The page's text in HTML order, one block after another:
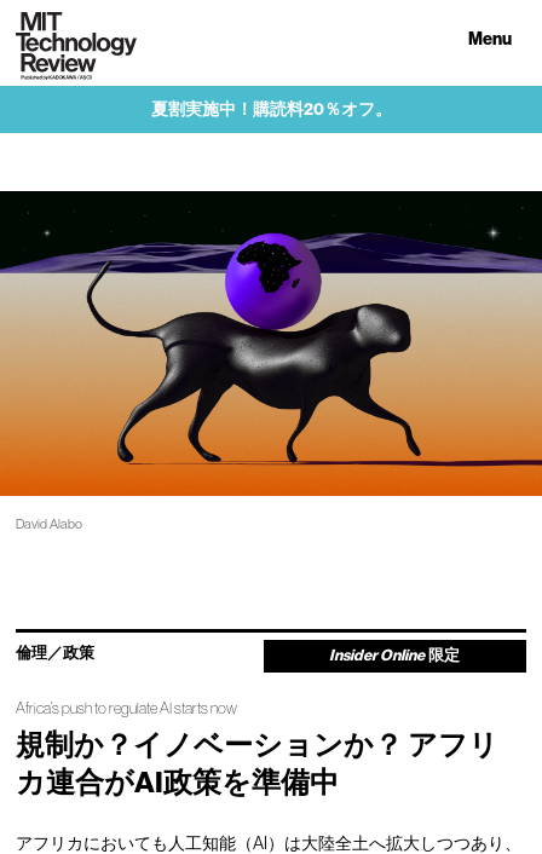
Menu
夏割実施中！購読料20％オフ。
David Alabo
倫理／政策 Insider Online 限定
Africa’s push to regulate AI starts now
規制か？イノベーションか？ アフリ
カ連合がAI政策を準備中
アフリカにおいても人工知能（AI）は大陸全土へ拡大しつつあり、